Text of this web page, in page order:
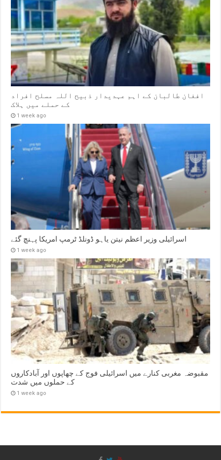
افغان طالبان کے اہم عہدیدار ذبیح اللہ مسلح افراد
کے حملے میں ہلاک
1 week ago
اسرائیلی وزیر اعظم نیتن یاہو ڈونلڈ ٹرمپ امریکا پہنچ گئے
1 week ago
مقبوضہ مغربی کنارے میں اسرائیلی فوج کے چھاپوں اور آبادکاروں
کے حملوں میں شدت
1 week ago